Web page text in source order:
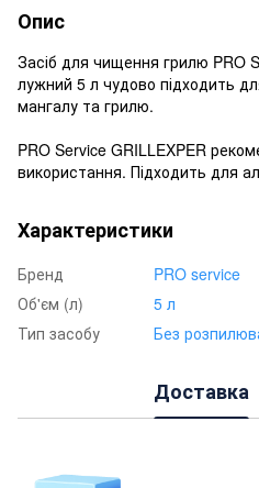
Опис
Засіб для чищення грилю PRO
лужний 5 л чудово підходить
мангалу та грилю.
PRO Service GRILLEXPER
використання. Підходить для
Характеристики
Бренд
PRO service
Об'єм (л)
5 л
Тип засобу
Без
Доставка